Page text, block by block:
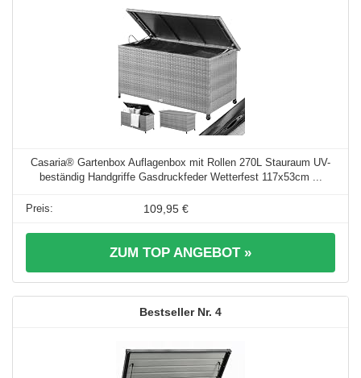
Casaria® Gartenbox Auflagenbox mit Rollen 270L Stauraum UV-
beständig Handgriffe Gasdruckfeder Wetterfest 117x53cm ...
109,95 €
ZUM TOP ANGEBOT »
4